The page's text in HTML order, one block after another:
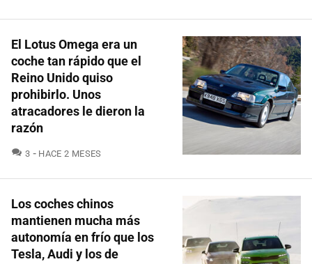
El Lotus Omega era un
coche tan rápido que el
Reino Unido quiso
prohibirlo. Unos
atracadores le dieron la
razón
3 COMENTARIOS
HACE 2 MESES
Los coches chinos
mantienen mucha más
autonomía en frío que los
Tesla, Audi y los de